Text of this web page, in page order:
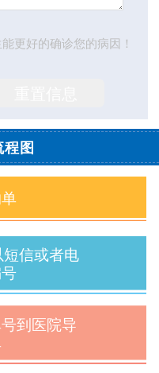
更好的确诊您的病因！
图
信或者电
到医院导